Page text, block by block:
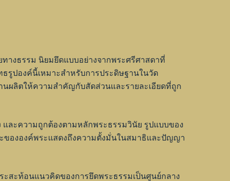
างธรรม นิยมยึดแบบอย่างจากพระศรีศาสดาที่
รูปองค์นี้เหมาะสำหรับการประดิษฐานในวัด
ผลิตให้ความสำคัญกับสัดส่วนและรายละเอียดที่ถูก
ละความถูกต้องตามหลักพระธรรมวินัย รูปแบบของ
ขององค์พระแสดงถึงความตั้งมั่นในสมาธิและปัญญา
สะท้อนแนวคิดของการยึดพระธรรมเป็นศูนย์กลาง